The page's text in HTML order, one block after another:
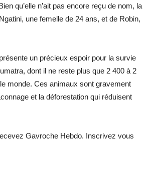
qu’elle n’ait pas encore reçu de nom, la
une femelle de 24 ans, et de Robin,
un précieux espoir pour la survie
dont il ne reste plus que 2 400 à 2
monde. Ces animaux sont gravement
et la déforestation qui réduisent
Gavroche Hebdo. Inscrivez vous